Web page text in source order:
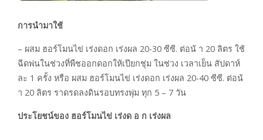
การนำมาใช้
– ผสม ฮอร์โมนไข่ เร่งดอก เร่งผล 20-30 ซีซี. ต่อน้ า 20 ลิตร ใช้
ฉีดพ่นในช่วงที่พืชออกดอกให้เปียกชุ่ม ในช่วง เวลาเย็น สัปดาห์
ละ 1 ครั้ง หรือ ผสม ฮอร์โมนไข่ เร่งดอก เร่งผล 20-40 ซีซี. ต่อน้
า 20 ลิตร ราดรดลงดินรอบทรงพุ่ม ทุก 5 – 7 วัน
ประโยชน์ของ ฮอร์โมนไข่ เร่งด อ ก เร่งผล